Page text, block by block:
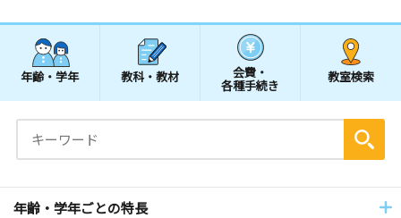
年齢・学年 教科・教材 会費・
各種手続き
教室検索
年齢・学年ごとの特長